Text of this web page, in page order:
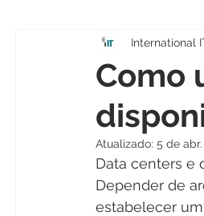
NOC
Como
International
Atualizado: 5 de
Data centers e
Depender de
estabelecer